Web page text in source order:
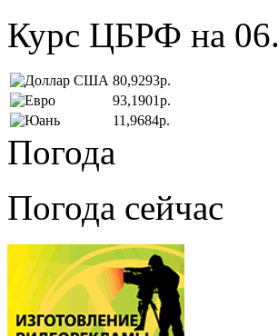
Курс ЦБРФ на
80,9293р.
93,1901р.
11,9684р.
Погода
Погода сейчас